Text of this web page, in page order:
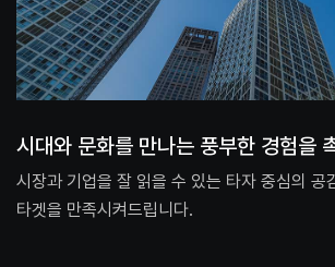
시대와 문화를 만나는 풍부한 경험을
시장과 기업을 잘 읽을 수 있는 타자 중심의 공
타겟을 만족시켜드립니다.